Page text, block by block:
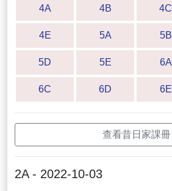
4A 4B 4C
4E 5A 5B
5D 5E 6A
6C 6D 6E
查看昔日家課冊
2A - 2022-10-03